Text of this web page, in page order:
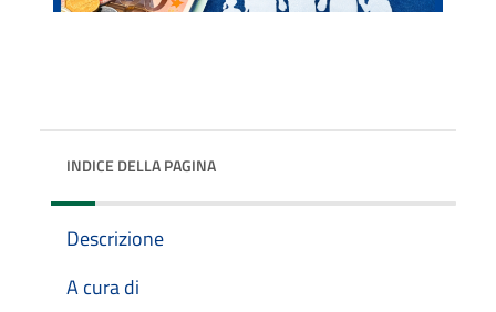
INDICE DELLA PAGINA
Descrizione
A cura di